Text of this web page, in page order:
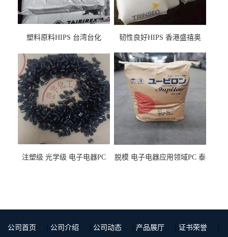
塑料原料HIPS 台湾台化
用料
韧性良好HIPS 香港盛禧奥
注塑级 光学级 电子电器PC
脱模 电子电器应用领域PC 泰
公司首页 公司介绍 公司动态 产品展厅 证书荣誉